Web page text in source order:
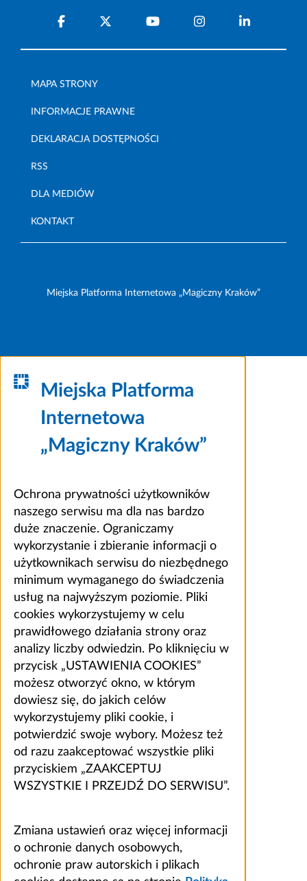
MAPA STRONY
INFORMACJE PRAWNE
DEKLARACJA DOSTĘPNOŚCI
RSS
DLA MEDIÓW
KONTAKT
Miejska Platforma Internetowa „Magiczny Kraków”
Miejska Platforma
Internetowa
„Magiczny Kraków”
Ochrona prywatności użytkowników
naszego serwisu ma dla nas bardzo
duże znaczenie. Ograniczamy
wykorzystanie i zbieranie informacji o
użytkownikach serwisu do niezbędnego
minimum wymaganego do świadczenia
usług na najwyższym poziomie. Pliki
cookies wykorzystujemy w celu
prawidłowego działania strony oraz
analizy liczby odwiedzin. Po kliknięciu w
przycisk „USTAWIENIA COOKIES”
możesz otworzyć okno, w którym
dowiesz się, do jakich celów
wykorzystujemy pliki cookie, i
potwierdzić swoje wybory. Możesz też
od razu zaakceptować wszystkie pliki
przyciskiem „ZAAKCEPTUJ
WSZYSTKIE I PRZEJDŹ DO SERWISU”.
Zmiana ustawień oraz więcej informacji
o ochronie danych osobowych,
ochronie praw autorskich i plikach